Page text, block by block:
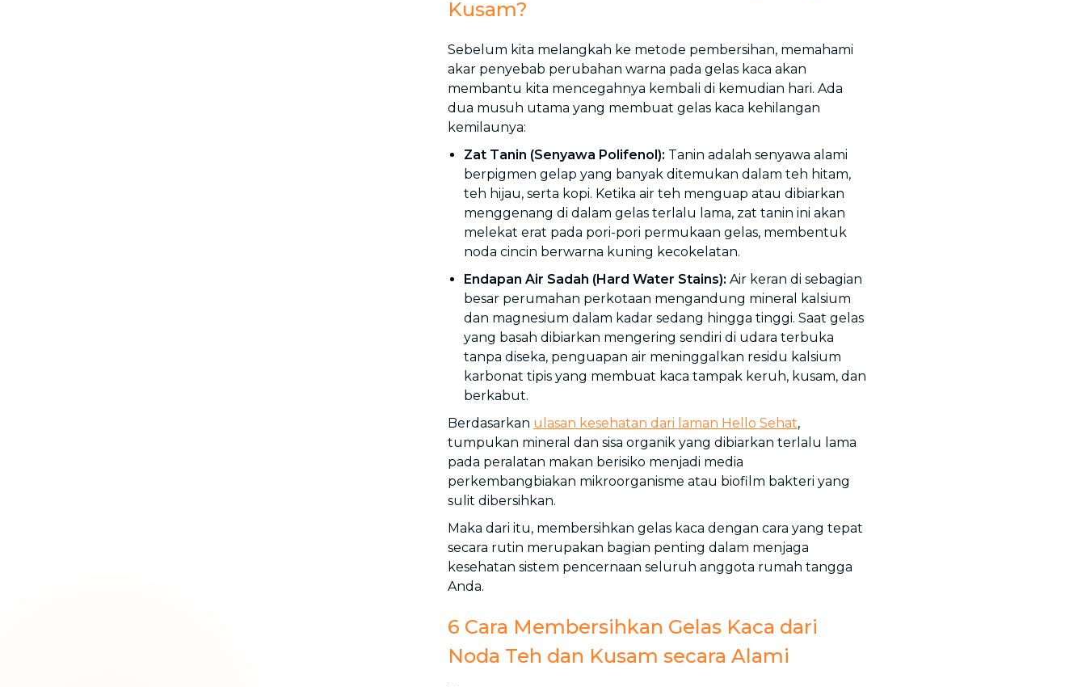
Kusam?
Sebelum kita melangkah ke metode pembersihan, memahami
akar penyebab perubahan warna pada gelas kaca akan
membantu kita mencegahnya kembali di kemudian hari. Ada
dua musuh utama yang membuat gelas kaca kehilangan
kemilaunya:
Zat Tanin (Senyawa Polifenol): Tanin adalah senyawa alami
berpigmen gelap yang banyak ditemukan dalam teh hitam,
teh hijau, serta kopi. Ketika air teh menguap atau dibiarkan
menggenang di dalam gelas terlalu lama, zat tanin ini akan
melekat erat pada pori-pori permukaan gelas, membentuk
noda cincin berwarna kuning kecokelatan.
Endapan Air Sadah (Hard Water Stains): Air keran di sebagian
besar perumahan perkotaan mengandung mineral kalsium
dan magnesium dalam kadar sedang hingga tinggi. Saat gelas
yang basah dibiarkan mengering sendiri di udara terbuka
tanpa diseka, penguapan air meninggalkan residu kalsium
karbonat tipis yang membuat kaca tampak keruh, kusam, dan
berkabut.
Berdasarkan ulasan kesehatan dari laman Hello Sehat,
tumpukan mineral dan sisa organik yang dibiarkan terlalu lama
pada peralatan makan berisiko menjadi media
perkembangbiakan mikroorganisme atau biofilm bakteri yang
sulit dibersihkan.
Maka dari itu, membersihkan gelas kaca dengan cara yang tepat
secara rutin merupakan bagian penting dalam menjaga
kesehatan sistem pencernaan seluruh anggota rumah tangga
Anda.
6 Cara Membersihkan Gelas Kaca dari
Noda Teh dan Kusam secara Alami